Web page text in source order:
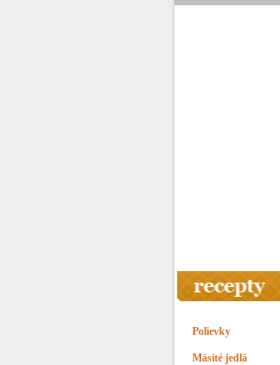
Polievky
Mäsité jedlá